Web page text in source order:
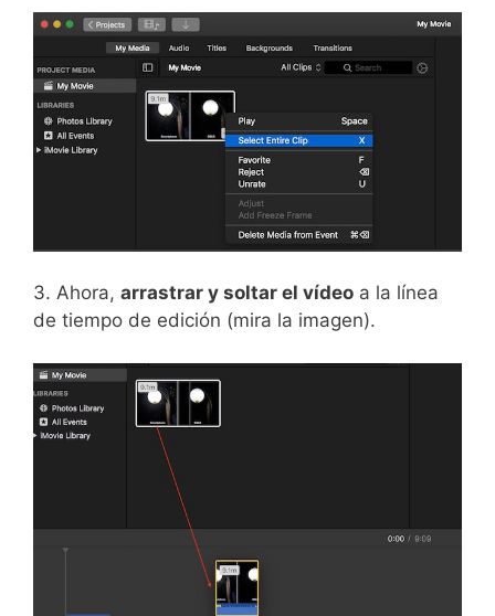
3. Ahora, arrastrar y soltar el vídeo a la línea
de tiempo de edición (mira la imagen).